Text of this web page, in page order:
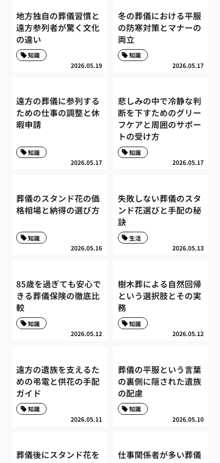
地方独自の葬儀習慣と
遠方参列者が驚く文化
の違い
2026.05.19
知識
冬の葬儀における平服
の防寒対策とマナーの
両立
2026.05.17
知識
遠方の葬儀に参列する
ための仕事の調整と休
暇申請
2026.05.17
知識
悲しみの中で冷静な判
断を下すためのグリー
フケアと周囲のサポー
トの受け方
2026.05.17
知識
葬儀のスタンド花の価
格相場と納得の選び方
2026.05.16
知識
失敗しない葬儀のスタ
ンド花選びと手配の秘
訣
2026.05.13
生活
85歳を過ぎても安心で
きる葬儀保険の徹底比
較
2026.05.12
知識
樹木葬による自然回帰
という選択肢とその実
務
2026.05.12
知識
遠方の遺族を支えるた
めの弔電と供花の手配
ガイド
2026.05.11
知識
葬儀の平服という言葉
の裏側に隠された遺族
の配慮
2026.05.10
知識
葬儀後にスタンド花を
仕事関係者が多い葬儀